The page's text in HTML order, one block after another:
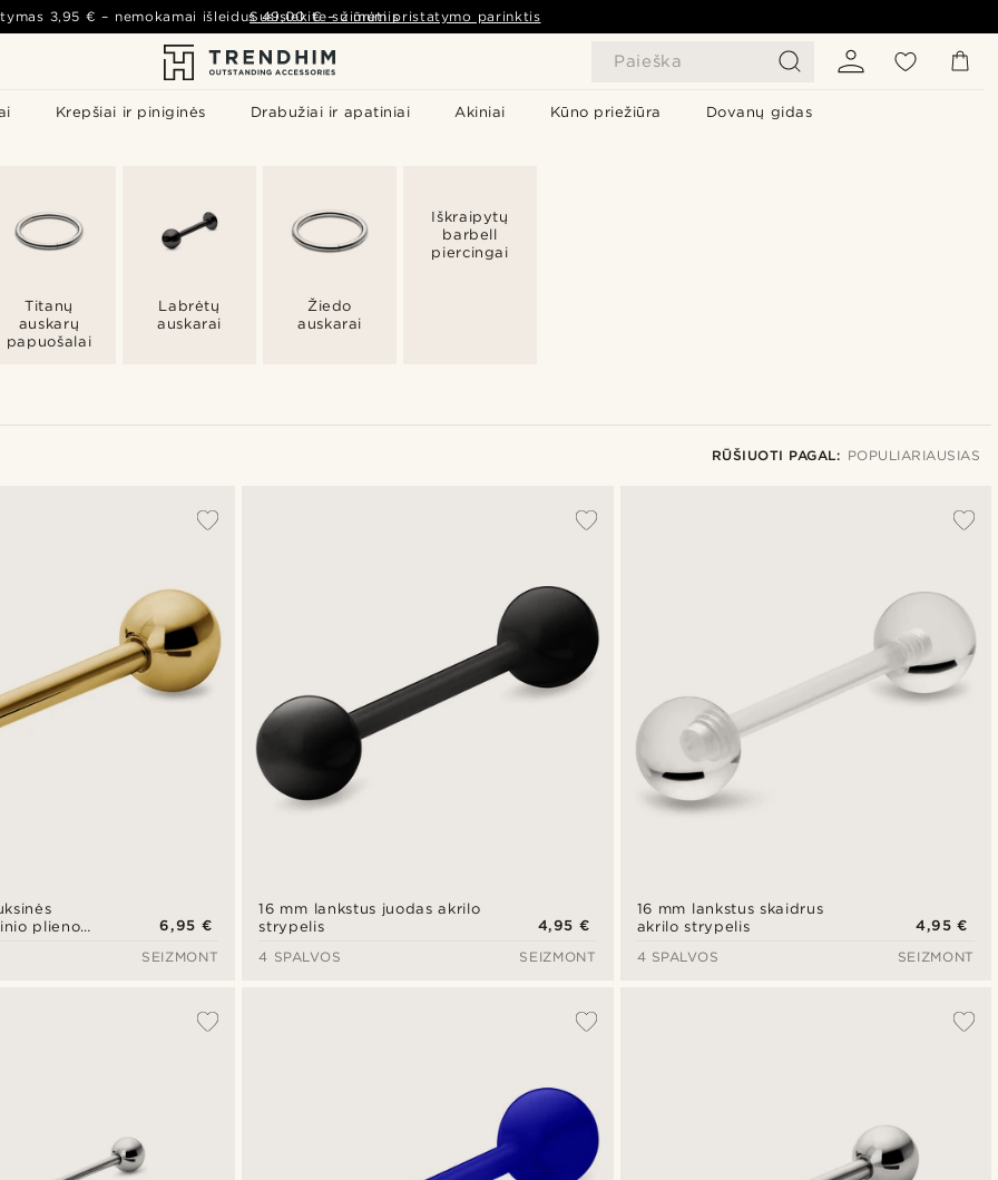
Paieška
Krepšiai ir piniginės Drabužiai ir apatiniai Akiniai Kūno priežiūra Dovanų gidas
3,95 € – nemokamai išleidus49,00 € – žiūrėti pristatymo parinktis
Susisiekite su mumis
Titanų
auskarų
papuošalai
Labrėtų
auskarai
Žiedo
auskarai
Iškraipytų
barbell
piercingai
RŪŠIUOTI PAGAL: POPULIARIAUSIAS
plieno
6,95 €
SEIZMONT
16 mm lankstus juodas akrilo
strypelis
4,95 €
4 SPALVOS
SEIZMONT
16 mm lankstus skaidrus
akrilo strypelis
4,95 €
4 SPALVOS
SEIZMONT